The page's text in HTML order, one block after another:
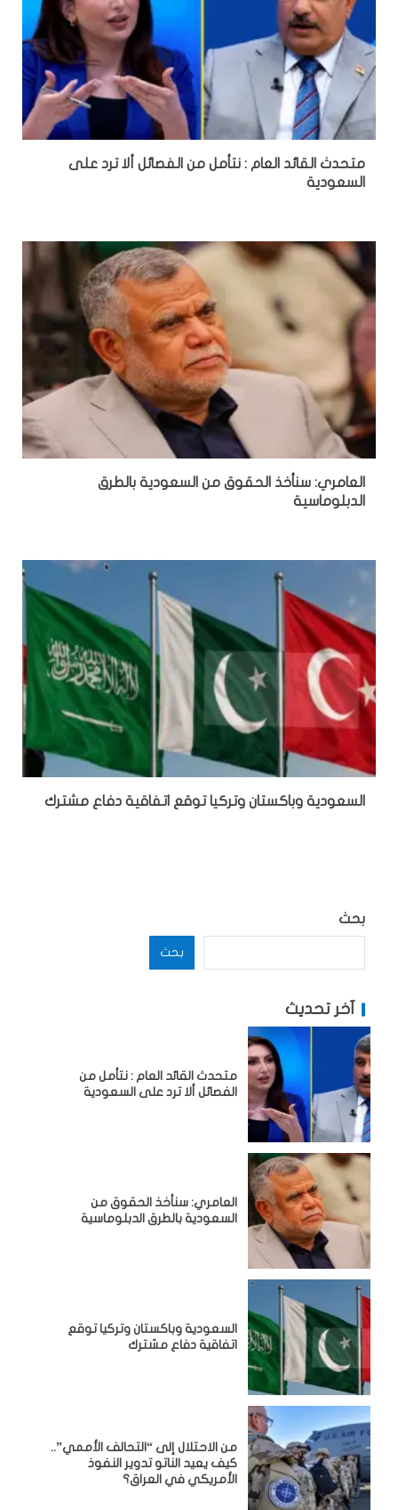
متحدث القائد العام : نتأمل من الفصائل ألا ترد على
السعودية
العامري: سنأخذ الحقوق من السعودية بالطرق
الدبلوماسية
السعودية وباكستان وتركيا توقع اتفاقية دفاع مشترك
بحث
بحث
آخر تحديث
متحدث القائد العام : نتأمل من
الفصائل ألا ترد على السعودية
العامري: سنأخذ الحقوق من
السعودية بالطرق الدبلوماسية
السعودية وباكستان وتركيا توقع
اتفاقية دفاع مشترك
من الاحتلال إلى “التحالف الأممي”..
كيف يعيد الناتو تدوير النفوذ
الأمريكي في العراق؟